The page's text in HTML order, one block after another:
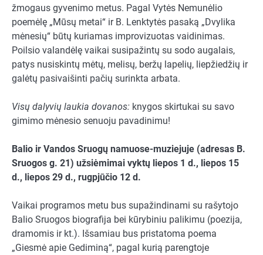
žmogaus gyvenimo metus. Pagal Vytės Nemunėlio
poemėlę „Mūsų metai“ ir B. Lenktytės pasaką „Dvylika
mėnesių“ būtų kuriamas improvizuotas vaidinimas.
Poilsio valandėlę vaikai susipažintų su sodo augalais,
patys nusiskintų mėtų, melisų, beržų lapelių, liepžiedžių ir
galėtų pasivaišinti pačių surinkta arbata.
Visų dalyvių laukia dovanos: knygos skirtukai su savo
gimimo mėnesio senuoju pavadinimu!
Balio ir Vandos Sruogų namuose-muziejuje (adresas B.
Sruogos g. 21) užsiėmimai vyktų liepos 1 d., liepos 15
d., liepos 29 d., rugpjūčio 12 d.
Vaikai programos metu bus supažindinami su rašytojo
Balio Sruogos biografija bei kūrybiniu palikimu (poezija,
dramomis ir kt.). Išsamiau bus pristatoma poema
„Giesmė apie Gediminą“, pagal kurią parengtoje